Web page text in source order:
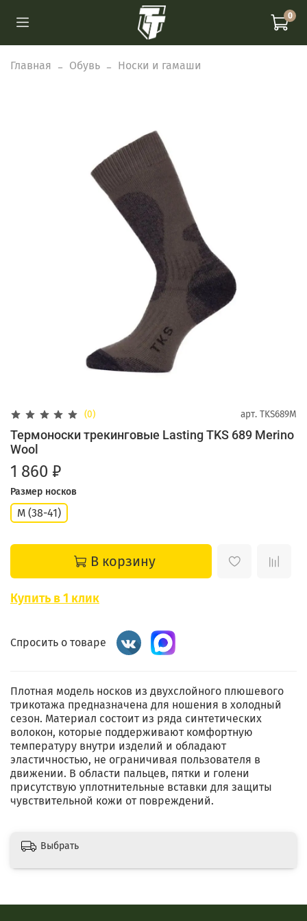
0
Главная Обувь Носки и гамаши
(0) арт. TKS689M
Термоноски трекинговые Lasting TKS 689 Merino
Wool
1 860 ₽
Размер носков
M (38-41)
В корзину
Купить в 1 клик
Спросить о товаре
Плотная модель носков из двухслойного плюшевого
трикотажа предназначена для ношения в холодный
сезон. Материал состоит из ряда синтетических
волокон, которые поддерживают комфортную
температуру внутри изделий и обладают
эластичностью, не ограничивая пользователя в
движении. В области пальцев, пятки и голени
присутствую уплотнительные вставки для защиты
чувствительной кожи от повреждений.
Выбрать